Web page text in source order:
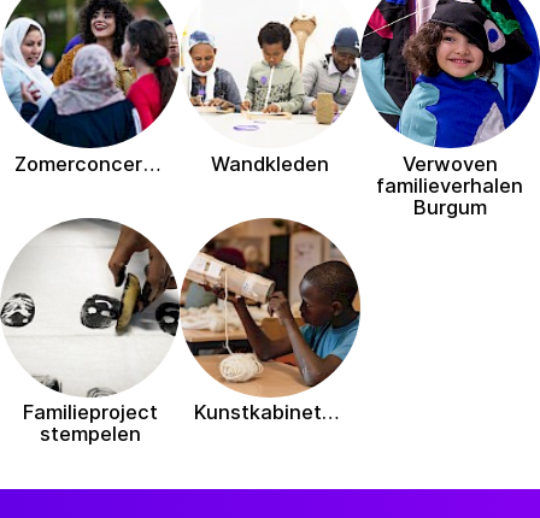
Zomerconcerten Wandkleden
Verwoven
familieverhalen
Burgum
Familieproject
stempelen
Kunstkabinetten